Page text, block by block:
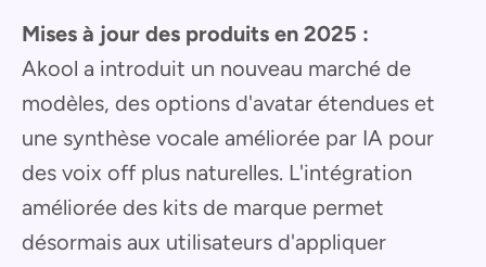
Mises à jour des produits en 2025 :
Akool a introduit un nouveau marché de
modèles, des options d'avatar étendues et
une synthèse vocale améliorée par IA pour
des voix off plus naturelles. L'intégration
améliorée des kits de marque permet
désormais aux utilisateurs d'appliquer